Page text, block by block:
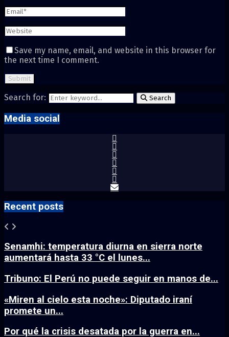
Save my name, email, and website in this browser for
the next time I comment.
Search for: Search
Media social
Recent posts
Senamhi: temperatura diurna en sierra norte
aumentará hasta 33 °C el lunes...
Tribuno: El Perú no puede seguir en manos de...
«Miren al cielo esta noche»: Diputado iraní
promete un...
Por qué la crisis desatada por la guerra en...